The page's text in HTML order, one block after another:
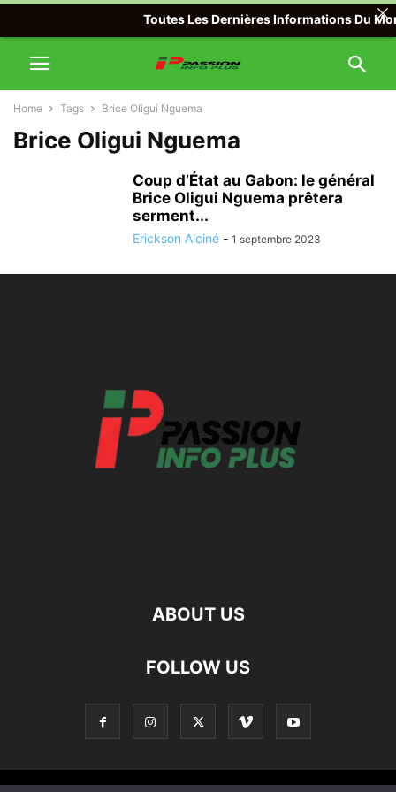
Home Tags Brice Oligui Nguema
Brice Oligui Nguema
Coup d’État au Gabon: le général
Brice Oligui Nguema prêtera
serment...
Erickson Alciné - 1 septembre 2023
ABOUT US
FOLLOW US
Toutes Les Dernières Informations Du